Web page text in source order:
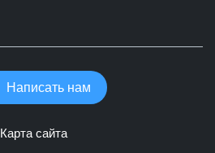
Написать нам
Карта сайта